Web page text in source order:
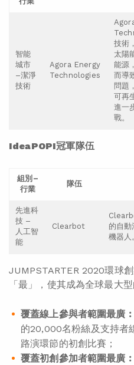
智能
城市
–潔淨
技術
Agora Energy
Technologies
技術
太陽
能源
而導
問題
可再
進一
戰。
IdeaPOPI冠軍隊伍
組別 –
行業
隊伍
先進科
技 –
人工智
能
Clearbot
的自
機器人
JUMPSTARTER 2020環球
「最」，使其成為全球最大
覆蓋線上參與者範圍最廣︰
的20,000名粉絲及支持者
路演環節的初創比賽；
覆蓋初創參加者範圍最廣︰